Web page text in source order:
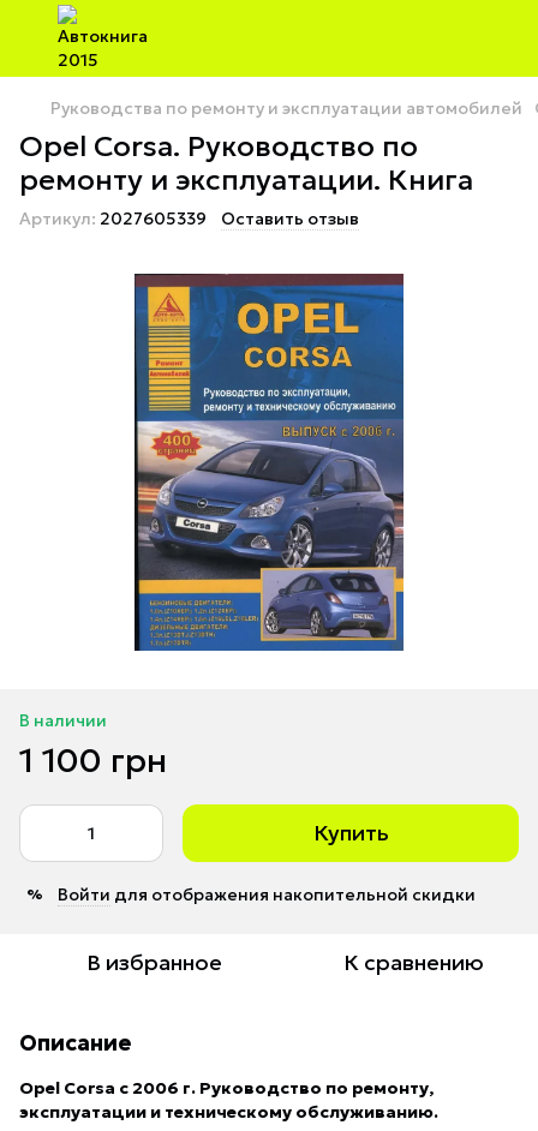
Руководства по ремонту и эксплуатации автомобилей
Opel Corsa. Руководство по
ремонту и эксплуатации. Книга
Артикул: 2027605339 Оставить отзыв
В наличии
1 100 грн
Купить
% Войти для отображения накопительной скидки
В избранное К сравнению
Описание
Opel Сorsa с 2006 г. Руководство по ремонту,
эксплуатации и техническому обслуживанию.